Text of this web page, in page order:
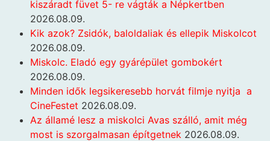
kiszáradt füvet 5- re vágták a Népkertben
2026.08.09.
Kik azok? Zsidók, baloldaliak és ellepik Miskolcot
2026.08.09.
Miskolc. Eladó egy gyárépület gombokért
2026.08.09.
Minden idők legsikeresebb horvát filmje nyitja a
CineFestet 2026.08.09.
Az államé lesz a miskolci Avas szálló, amit még
most is szorgalmasan építgetnek 2026.08.09.